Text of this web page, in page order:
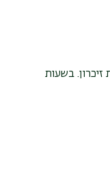
19.4.2012, בשעות 12:00-14:00, תתקיים עצרת זיכרון. בשעות